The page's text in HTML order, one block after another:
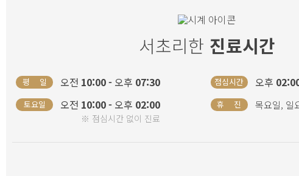
서초리한 진료시간
평 일 오전 10:00 - 오후 07:30 점심시간 오후
토요일 오전 10:00 - 오후 02:00
※ 점심시간 없이 진료
휴 진 목요일, 일